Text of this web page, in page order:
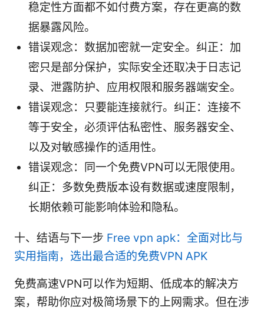
稳定性方面都不如付费方案，存在更高的数
据暴露风险。
错误观念：数据加密就一定安全。纠正：加
密只是部分保护，实际安全还取决于日志记
录、泄露防护、应用权限和服务器端安全。
错误观念：只要能连接就行。纠正：连接不
等于安全，必须评估私密性、服务器安全、
以及对敏感操作的适用性。
错误观念：同一个免费VPN可以无限使用。
纠正：多数免费版本设有数据或速度限制，
长期依赖可能影响体验和隐私。
十、结语与下一步 Free vpn apk：全面对比与
实用指南，选出最合适的免费VPN APK
免费高速VPN可以作为短期、低成本的解决方
案，帮助你应对极简场景下的上网需求。但在涉